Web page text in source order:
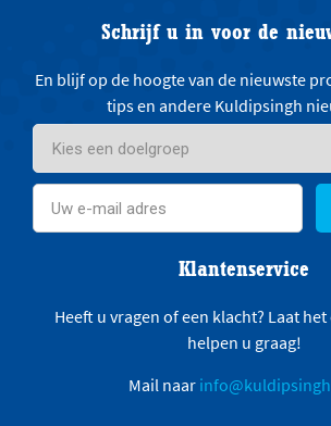
Schrijf u in voor de
En blijf op de hoogte van de nieuwste
tips en andere Kuldipsingh
Klantenservice
Heeft u vragen of een klacht? Laat
helpen u graag!
Mail naar